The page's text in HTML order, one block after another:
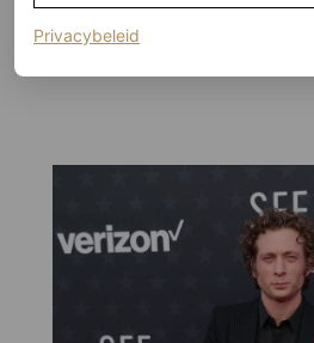
7/19
Privacybeleid